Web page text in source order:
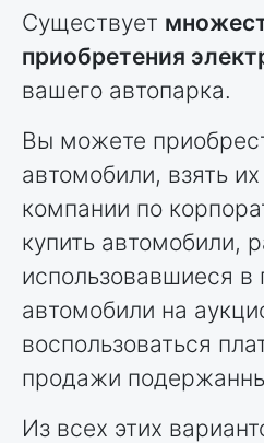
Существует
приобретения
вашего автопарка.
Вы можете
автомобили, взять
компании по
купить автомобили,
использовавшиеся в
автомобили на
воспользоваться
продажи
Из всех этих